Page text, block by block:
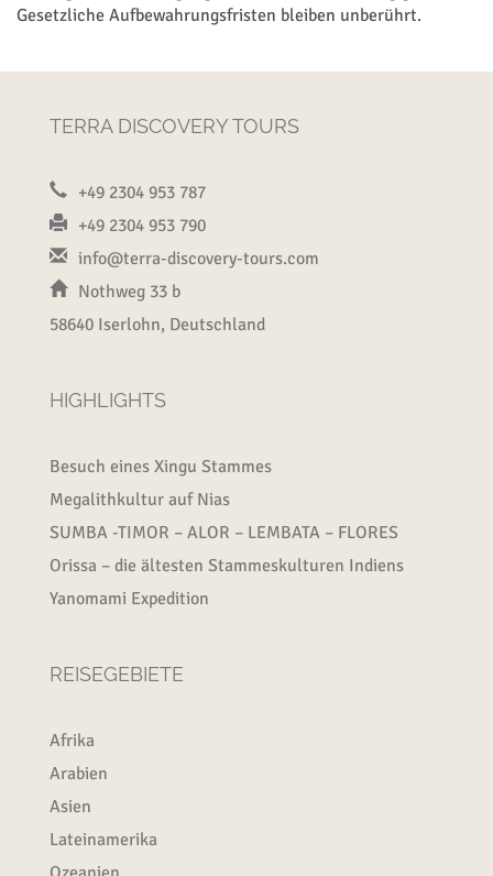
Gesetzliche Aufbewahrungsfristen bleiben unberührt.
TERRA DISCOVERY TOURS
+49 2304 953 787
+49 2304 953 790
info@terra-discovery-tours.com
Nothweg 33 b
58640 Iserlohn, Deutschland
HIGHLIGHTS
Besuch eines Xingu Stammes
Megalithkultur auf Nias
SUMBA -TIMOR – ALOR – LEMBATA – FLORES
Orissa – die ältesten Stammeskulturen Indiens
Yanomami Expedition
REISEGEBIETE
Afrika
Arabien
Asien
Lateinamerika